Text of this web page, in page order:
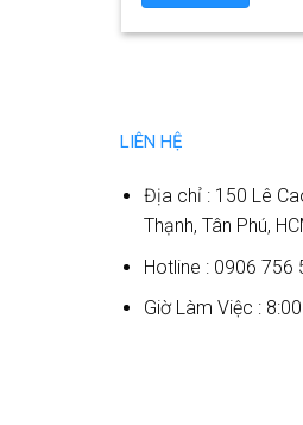
LIÊN HỆ
Địa chỉ : 150 Lê
Thạnh, Tân Phú,
Hotline : 0906 756
Giờ Làm Việc :